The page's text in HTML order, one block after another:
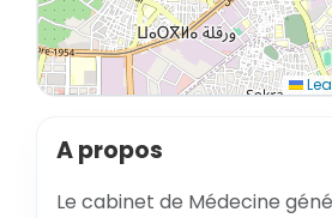
A propos
Le cabinet de Médecine